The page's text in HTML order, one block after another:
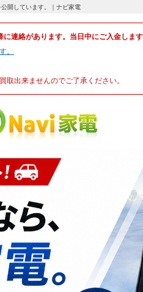
開しています。｜ナビ家電
連絡があります。当日中にご入金しま
。
取出来ませんのでご了承ください。